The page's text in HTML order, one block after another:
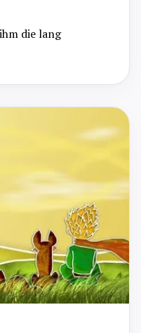
die lang